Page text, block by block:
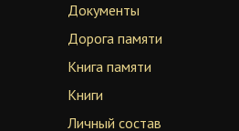
Документы
Дорога памяти
Книга памяти
Книги
Личный состав